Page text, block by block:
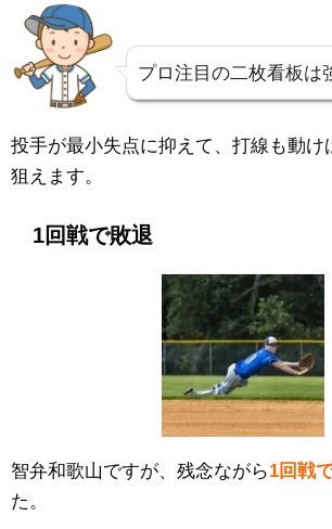
プロ注目の二枚看板は
投手が最小失点に抑えて、打線も動け
狙えます。
1回戦で敗退
智弁和歌山ですが、残念ながら1回戦
た。